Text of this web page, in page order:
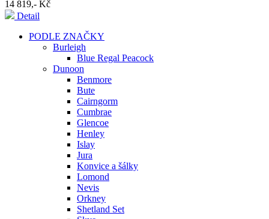
14 819,- Kč
Detail
PODLE ZNAČKY
Burleigh
Blue Regal Peacock
Dunoon
Benmore
Bute
Cairngorm
Cumbrae
Glencoe
Henley
Islay
Jura
Konvice a šálky
Lomond
Nevis
Orkney
Shetland Set